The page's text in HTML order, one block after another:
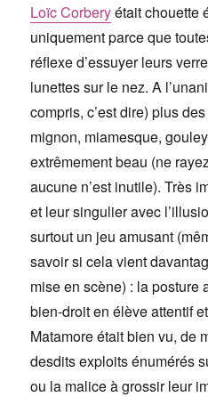
Loïc Corberyétait chouette
uniquement parce que
réflexe d’essuyer leurs
lunettes sur le nez. A
compris, c’est dire) plus
mignon, miamesque,
extrêmement beau (ne
aucune n’est inutile). Très
et leur singulier avec
surtout un jeu amusant
savoir si cela vient
mise en scène) : la posture
bien-droit en élève attentif
Matamore était bien vu, de
desdits exploits énumérés
ou la malice à grossir leur